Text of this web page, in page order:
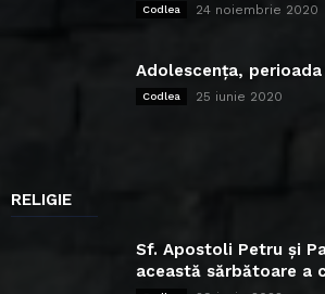
Codlea 24 noiembrie 2020
Adolescența,
Codlea 25 iunie 2020
RELIGIE
Sf. Apostoli Petru și
această sărbătoare a